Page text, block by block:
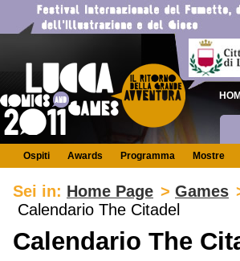
Ospiti Awards Programma Mostre
Sei in: Home Page > Games
Calendario The Citadel
Calendario The